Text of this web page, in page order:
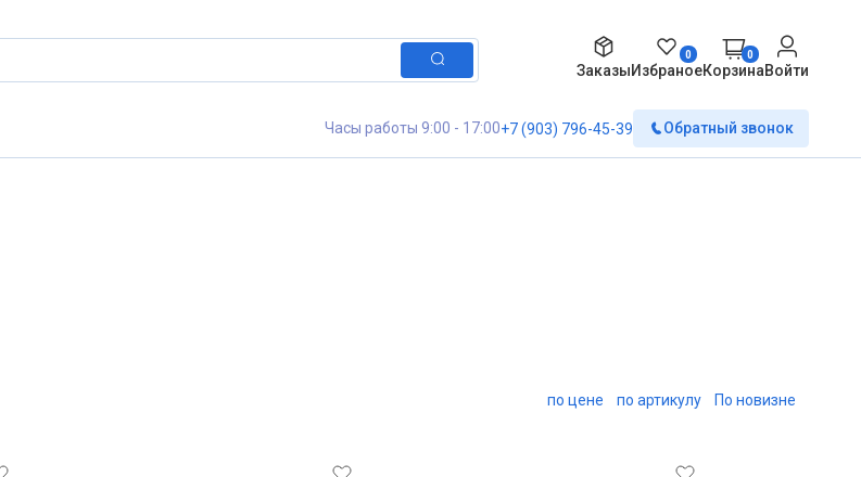
ЗаказыИзбраное
0
Корзина
0
Войти
Часы работы 9:00 - 17:00+7 (903) 796-45-39 Обратный звонок
по цене по артикулу По новизне